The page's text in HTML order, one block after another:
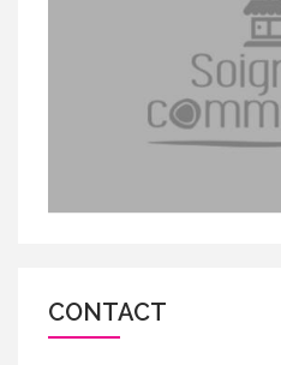
CONTACT